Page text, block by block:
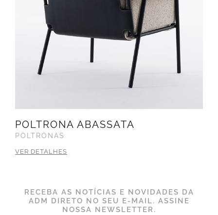
POLTRONA ABASSATA
POLTRONAS
VER DETALHES
RECEBA AS NOTÍCIAS E NOVIDADES DA
ADM DIRETO NO SEU E-MAIL. ASSINE
NOSSA NEWSLETTER.